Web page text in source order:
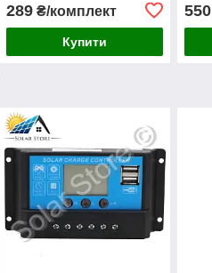
систем
289₴/комплект
Купити
550